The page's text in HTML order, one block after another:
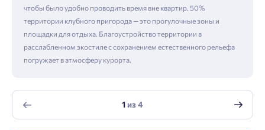
чтобы было удобно проводить время вне квартир. 50%
территории клубного пригорода — это прогулочные зоны и
площадки для отдыха. Благоустройство территории в
расслабленном экостиле с сохранением естественного рельефа
погружает в атмосферу курорта.
1из4